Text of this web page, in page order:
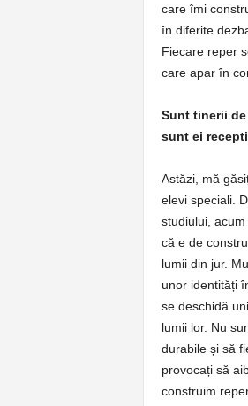
care îmi
în diferite
Fiecare reper
care apar în
Sunt tinerii
sunt ei
Astăzi, mă
elevi speciali.
studiului,
că e de
lumii din jur.
unor identități
se deschidă
lumii lor. Nu
durabile și să
provocați să
construim